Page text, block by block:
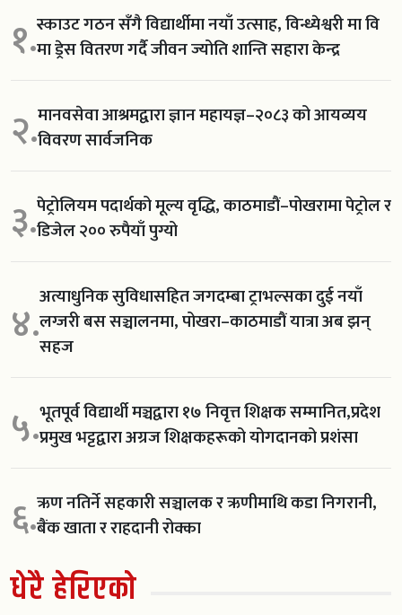
१.स्काउट गठन सँगै विद्यार्थीमा नयाँ उत्साह, विन्ध्येश्वरी मा वि
मा ड्रेस वितरण गर्दै जीवन ज्योति शान्ति सहारा केन्द्र
२.मानवसेवा आश्रमद्वारा ज्ञान महायज्ञ–२०८३ को आयव्यय
विवरण सार्वजनिक
३.पेट्रोलियम पदार्थको मूल्य वृद्धि, काठमाडौं–पोखरामा पेट्रोल र
डिजेल २०० रुपैयाँ पुग्यो
४.अत्याधुनिक सुविधासहित जगदम्बा ट्राभल्सका दुई नयाँ
लग्जरी बस सञ्चालनमा, पोखरा–काठमाडौं यात्रा अब झन्
सहज
५.भूतपूर्व विद्यार्थी मञ्चद्वारा १७ निवृत्त शिक्षक सम्मानित,प्रदेश
प्रमुख भट्टद्वारा अग्रज शिक्षकहरूको योगदानको प्रशंसा
६.ऋण नतिर्ने सहकारी सञ्चालक र ऋणीमाथि कडा निगरानी,
बैंक खाता र राहदानी रोक्का
धेरै हेरिएको